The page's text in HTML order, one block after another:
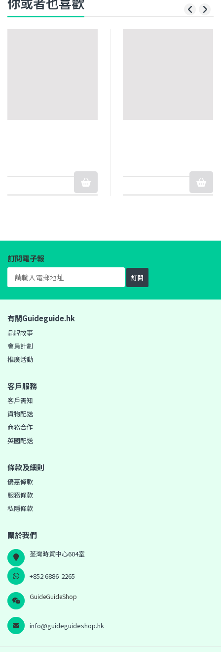
訂閱電子報
訂閱
有關Guideguide.hk
品牌故事
會員計劃
推廣活動
客戶服務
客戶需知
貨物配送
商務合作
英國配送
條款及細則
優惠條款
服務條款
私隱條款
關於我們
荃灣時貿中心604室
+852 6886-2265
GuideGuideShop
info@guideguideshop.hk